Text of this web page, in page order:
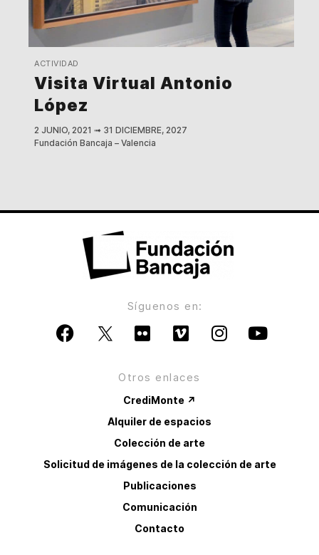
ACTIVIDAD
Visita Virtual Antonio
López
2 JUNIO, 2021 ➟ 31 DICIEMBRE, 2027
Fundación Bancaja – Valencia
Síguenos en:
Otros enlaces
CrediMonte ↗
Alquiler de espacios
Colección de arte
Solicitud de imágenes de la colección de arte
Publicaciones
Comunicación
Contacto